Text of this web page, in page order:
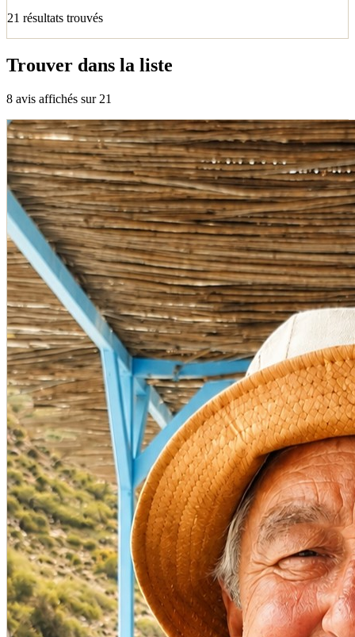
21 résultats trouvés
Trouver dans la liste
8 avis affichés sur 21